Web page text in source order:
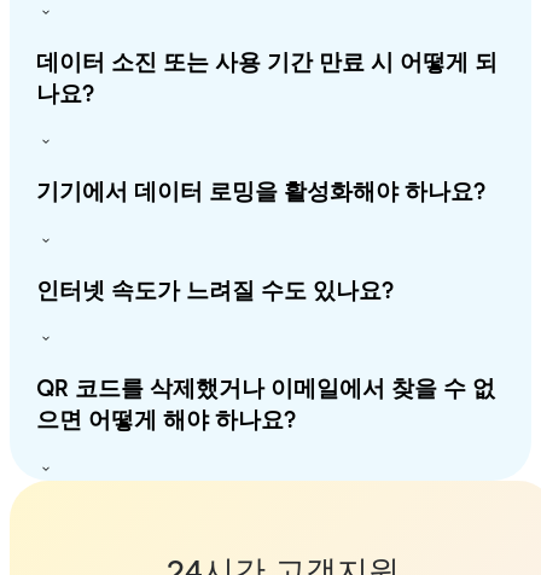
데이터 소진 또는 사용 기간 만료 시 어떻게 되
나요?
기기에서 데이터 로밍을 활성화해야 하나요?
인터넷 속도가 느려질 수도 있나요?
QR 코드를 삭제했거나 이메일에서 찾을 수 없
으면 어떻게 해야 하나요?